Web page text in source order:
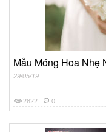
Mẫu Móng Hoa Nhẹ
29/05/19
2822 0